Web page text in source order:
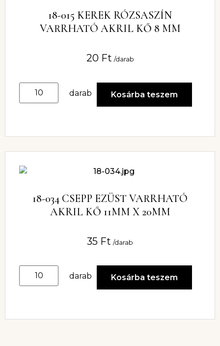
18-015 KEREK RÓZSASZÍN
VARRHATÓ AKRIL KŐ 8 MM
20 Ft /darab
darab Kosárba teszem
18-034 CSEPP EZÜST VARRHATÓ
AKRIL KŐ 11MM X 20MM
35 Ft /darab
darab Kosárba teszem